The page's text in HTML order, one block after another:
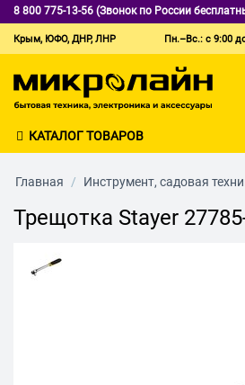
8 800 775-13-56 (Звонок по России
Крым, ЮФО, ДНР, ЛНР Пн.–Вс.: с 9:00
КАТАЛОГ ТОВАРОВ
Главная / Инструмент, садовая
Трещотка Stayer